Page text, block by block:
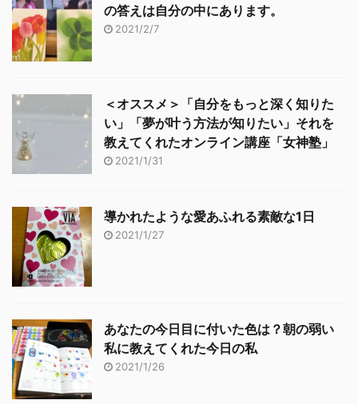
の答えは自分の中にあります。
2021/2/7
＜オススメ＞「自分をもっと深く知りた
い」「夢が叶う方法が知りたい」それを
教えてくれたオンライン講座「女神塾」
2021/1/31
導かれたような愛あふれる素敵な1日
2021/1/27
あなたの今日目に付いた色は？朝の弱い
私に教えてくれた今日の私
2021/1/26